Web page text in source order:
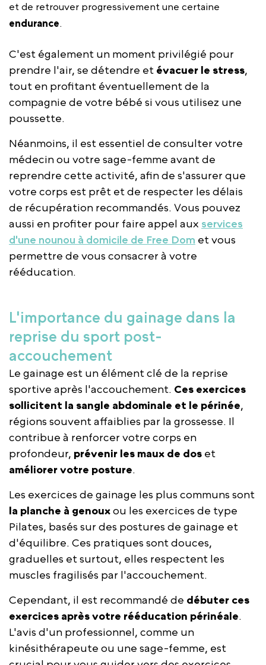
et de retrouver progressivement une certaine
endurance.
C'est également un moment privilégié pour
prendre l'air, se détendre et évacuer le stress,
tout en profitant éventuellement de la
compagnie de votre bébé si vous utilisez une
poussette.
Néanmoins, il est essentiel de consulter votre
médecin ou votre sage-femme avant de
reprendre cette activité, afin de s'assurer que
votre corps est prêt et de respecter les délais
de récupération recommandés. Vous pouvez
aussi en profiter pour faire appel aux services
d'une nounou à domicile de Free Dom et vous
permettre de vous consacrer à votre
rééducation.
L'importance du gainage dans la
reprise du sport post-
accouchement
Le gainage est un élément clé de la reprise
sportive après l'accouchement. Ces exercices
sollicitent la sangle abdominale et le périnée,
régions souvent affaiblies par la grossesse. Il
contribue à renforcer votre corps en
profondeur, prévenir les maux de dos et
améliorer votre posture.
Les exercices de gainage les plus communs sont
la planche à genouxou les exercices de type
Pilates, basés sur des postures de gainage et
d'équilibre. Ces pratiques sont douces,
graduelles et surtout, elles respectent les
muscles fragilisés par l'accouchement.
Cependant, il est recommandé de débuter ces
exercices après votre rééducation périnéale.
L'avis d'un professionnel, comme un
kinésithérapeute ou une sage-femme, est